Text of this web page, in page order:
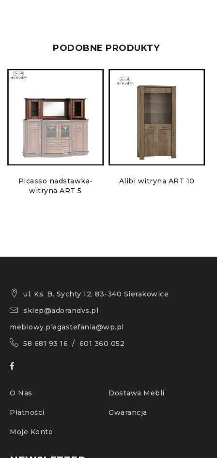
PODOBNE PRODUKTY
Picasso nadstawka-
witryna ART 5
Alibi witryna ART 10
ul. Ks. B. Sychty 12, 83-340 Sierakowice
sklep@adorandvs.pl
meblowy.plagastefania@wp.pl
58 681 93 16 / 601 360 052
O Nas Dostawa Mebli
Płatności Gwarancja
Moje Konto